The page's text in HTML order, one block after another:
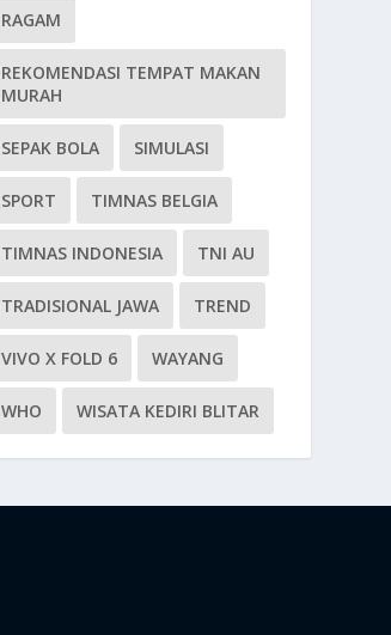
RAGAM
REKOMENDASI TEMPAT MAKAN
MURAH
SEPAK BOLA SIMULASI
SPORT TIMNAS BELGIA
TIMNAS INDONESIA TNI AU
TRADISIONAL JAWA TREND
VIVO X FOLD 6 WAYANG
WHO WISATA KEDIRI BLITAR